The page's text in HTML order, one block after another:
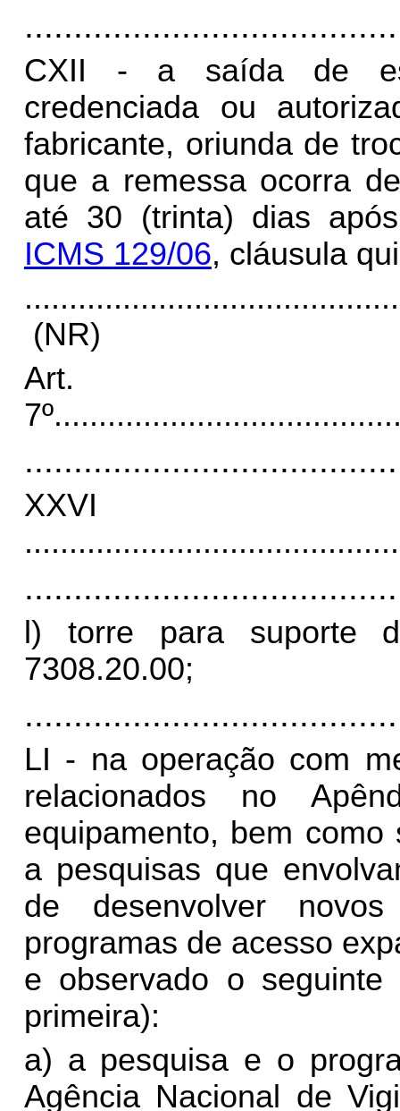
CXII - a saída de
credenciada ou
fabricante, oriunda de
que a remessa ocorra
até 30 (trinta) dias
ICMS 129/06, cláusula
(NR)
Art.
7º
l) torre para suporte
7308.20.00;
LI - na operação com
relacionados no
equipamento, bem
a pesquisas que
de desenvolver
programas de acesso
e observado o seguinte
primeira):
a) a pesquisa e o
Agência Nacional de